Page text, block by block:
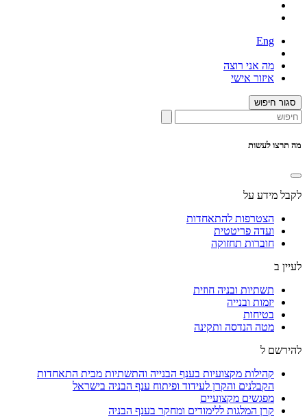
Eng
מה אני רוצה
איזור אישי
סגור חיפוש
מה תרצו לעשות
לקבל מידע על
הצטרפות להתאחדות
ועדה פריטטית
חוברות תחזוקה
לעיין ב
תשתיות ובניה חוזית
יזמות ובנייה
בטיחות
מטה הנדסה ותקינה
להירשם ל
קהילות מקצועיות בענף הבנייה והתשתיות מבית התאחדות
הקבלנים והקרן לעידוד ופיתוח ענף הבניה בישראל
מפגשים מקצועיים
קרן המלגות ללימודים ומחקר בענף הבניה